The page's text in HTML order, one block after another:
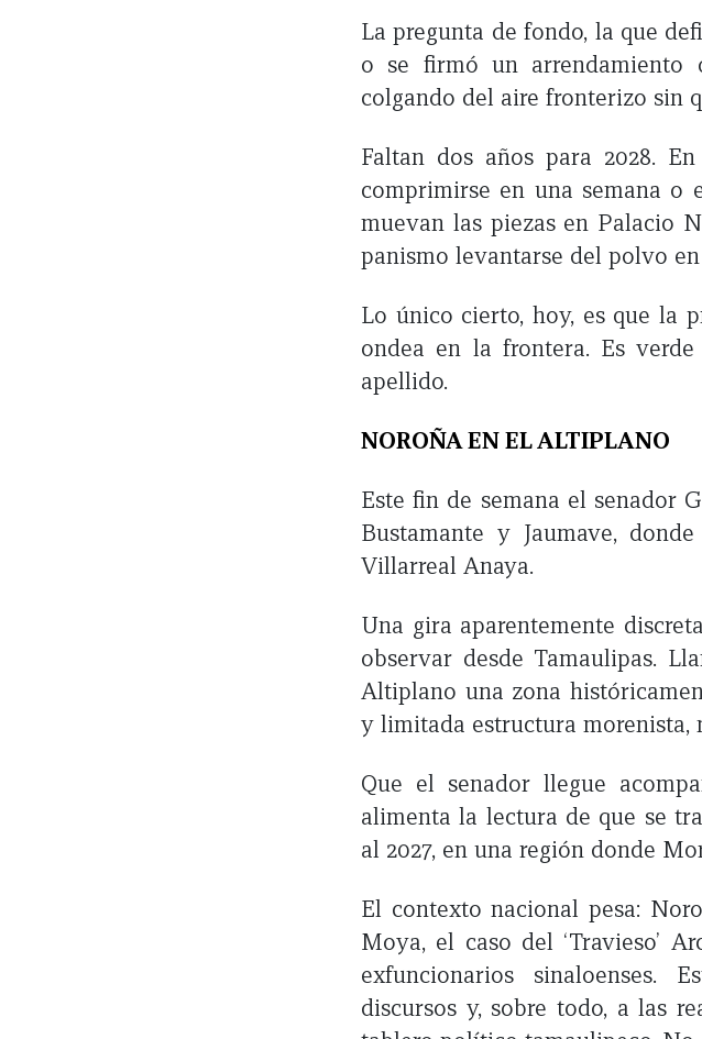
La pregunta de fondo, la que
o se firmó un arrendamiento
colgando del aire fronterizo sin
Faltan dos años para 2028.
comprimirse en una semana o
muevan las piezas en Palacio
panismo levantarse del polvo
Lo único cierto, hoy, es que la
ondea en la frontera. Es
apellido.
NOROÑA EN EL ALTIPLANO
Este fin de semana el senador
Bustamante y Jaumave,
Villarreal Anaya.
Una gira aparentemente
observar desde Tamaulipas.
Altiplano una zona
y limitada estructura morenista,
Que el senador llegue
alimenta la lectura de que se
al 2027, en una región donde
El contexto nacional pesa:
Moya, el caso del ‘Travieso’
exfuncionarios sinaloenses.
discursos y, sobre todo, a las